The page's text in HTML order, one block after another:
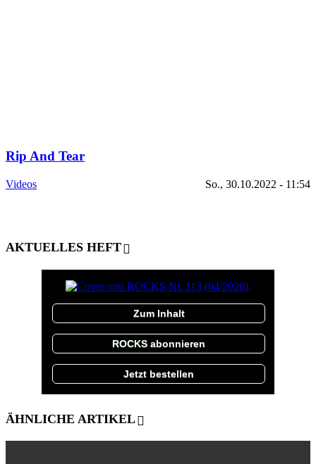
Rip And Tear
Videos So., 30.10.2022 - 11:54
AKTUELLES HEFT
Zum Inhalt
ROCKS abonnieren
Jetzt bestellen
ÄHNLICHE ARTIKEL